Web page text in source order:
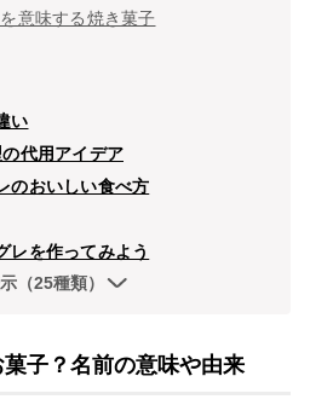
意味する焼き菓子
い
代用アイデア
のおいしい食べ方
レを作ってみよう
（25種類）
子？名前の意味や由来